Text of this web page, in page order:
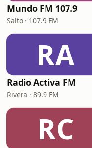
Mundo FM 107.9
Salto · 107.9 FM
RA
Radio Activa FM
Rivera · 89.9 FM
RC